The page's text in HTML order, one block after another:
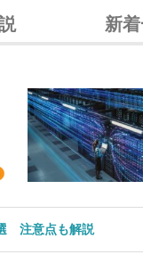
新
注意点も解説